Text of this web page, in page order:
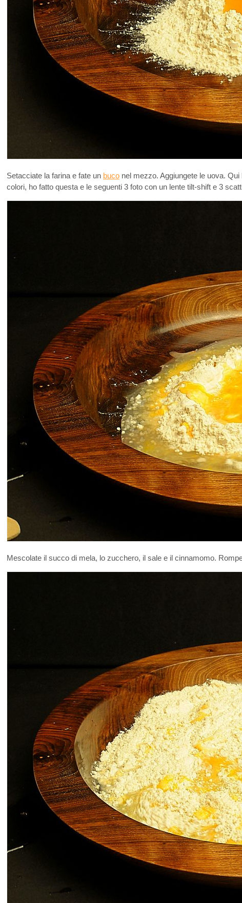
Setacciate la farina e fate un buco nel mezzo. Aggiungete le uova.
colori, ho fatto questa e le seguenti 3 foto con un lente tilt-shift e 3
Mescolate il succo di mela, lo zucchero, il sale e il cinnamomo.